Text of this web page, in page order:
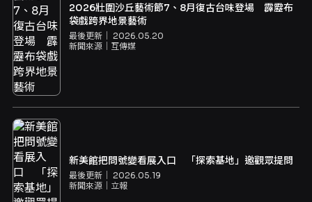
2026壯圍沙丘藝術節7、8月復古台味登場 霹靂布
袋戲跨界地景藝術
最後更新｜ 2026.05.20
新聞來源｜ 互傳媒
新美館把問號變看展入口 「探索基地」邀觀眾提問
最後更新｜ 2026.05.19
新聞來源｜ 立報